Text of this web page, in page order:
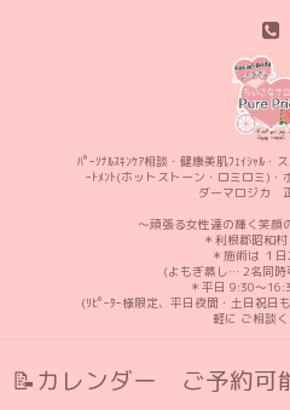
ﾊﾟｰｿﾅﾙｽｷﾝｹｱ相談・健康美肌ﾌｪｲｼｬﾙ・
ｰﾄﾒﾝﾄ(ホットストーン・ロミロミ)・
ダーマロジカ
〜頑張る女性達の輝く笑顔
＊利根郡昭和
＊施術は １
(よもぎ蒸し… 2名同時
＊平日 9:30〜
(ﾘﾋﾟｰﾀｰ様限定、平日夜間・土日祝日
軽に ご相談
📝カレンダー ご予約可